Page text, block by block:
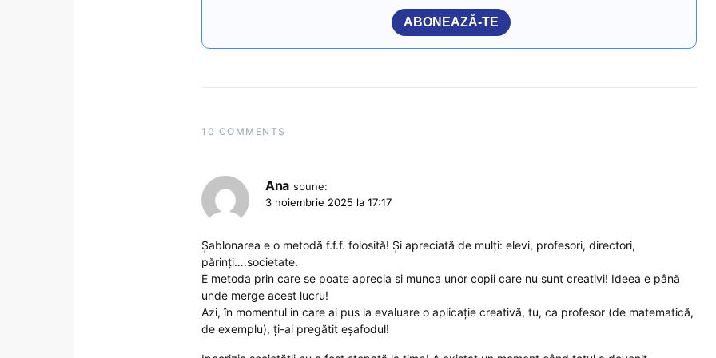
ABONEAZĂ-TE
10 COMMENTS
Ana spune:
3 noiembrie 2025 la 17:17
Șablonarea e o metodă f.f.f. folosită! Și apreciată de mulți: elevi, profesori, directori,
părinți….societate.
E metoda prin care se poate aprecia si munca unor copii care nu sunt creativi! Ideea e până
unde merge acest lucru!
Azi, în momentul in care ai pus la evaluare o aplicație creativă, tu, ca profesor (de matematică,
de exemplu), ți-ai pregătit eșafodul!